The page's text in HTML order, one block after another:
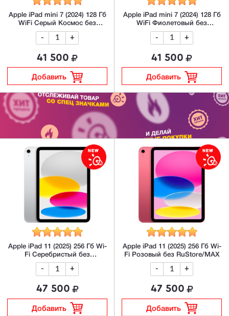
Apple iPad mini 7 (2024) 128 Гб
WiFi Серый Космос без
RuStore/MAX
- +
41 500
Добавить
Apple iPad mini 7 (2024) 128 Гб
WiFi Фиолетовый без
RuStore/MAX
- +
41 500
Добавить
Apple iPad 11 (2025) 256 Гб Wi-
Fi Серебристый без
RuStore/MAX
- +
47 500
Добавить
Apple iPad 11 (2025) 256 Гб Wi-
Fi Розовый без RuStore/MAX
- +
47 500
Добавить